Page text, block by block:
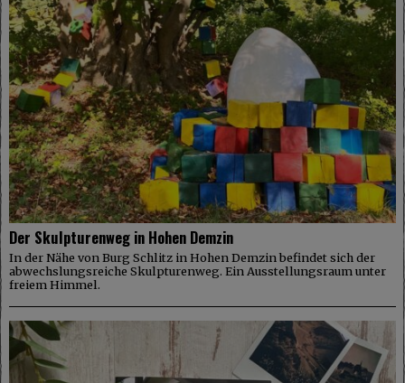
Der Skulpturenweg in Hohen Demzin
In der Nähe von Burg Schlitz in Hohen Demzin befindet sich der
abwechslungsreiche Skulpturenweg. Ein Ausstellungsraum unter
freiem Himmel.